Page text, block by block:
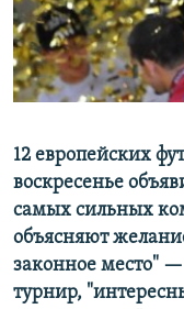
ELIFBE
УКРАИНСКАЯ
12 европейских
воскресенье
самых сильных
объясняют
законное место"
турнир,